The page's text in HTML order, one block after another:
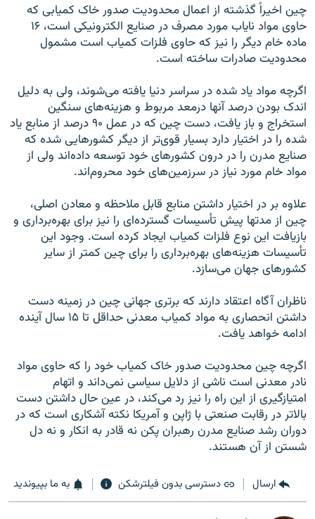
چین اخیراً گذشته از اعمال محدودیت صدور خاک کمیابی که
حاوی مواد نایاب مورد مصرف در صنایع الکترونیکی است، ۱۶
ماده خام دیگر را نیز که حاوی فلزات کمیاب است مشمول
محدودیت صادرات ساخته است.
اگرچه مواد یاد شده در سراسر دنیا یافته می‌شوند، ولی به دلیل
اندک بودن درصد آنها درمعد مربوط و هزینه‌های سنگین
استخراج و باز یافت، دست چین که در عمل ۹۰ درصد از منابع یاد
شده را در اختیار دارد بسیار قوی‌تر از دیگر کشورهایی شده که
صنایع مدرن را در درون کشورهای خود توسعه داده‌اند ولی از
مواد خام مورد نیاز در سرزمین‌های خود محروم‌اند.
علاوه بر در اختیار داشتن منابع قابل ملاحظه و معادن اصلی،
چین از مدتها پیش تأسیسات گسترده‌ای را نیز برای بهره‌برداری و
بازیافت این نوع فلزات کمیاب ایجاد کرده است. وجود این
تأسیسات هزینه‌های بهره‌برداری را برای چین کمتر از سایر
کشورهای جهان می‌سازد.
ناظران آگاه اعتقاد دارند که برتری جهانی چین در زمینه دست
داشتن انحصاری به مواد کمیاب معدنی حداقل تا ۱۵ سال آینده
ادامه خواهد یافت.
اگرچه چین محدودیت صدور خاک کمیاب خود را که حاوی مواد
نادر معدنی است ناشی از دلایل سیاسی نمی‌داند و اتهام
امتیازگیری از این راه را نیز رد می‌کند، در عین حال داشتن دست
بالاتر در رقابت صنعتی با ژاپن و آمریکا نکته آشکاری است که در
دوران رشد صنایع مدرن رهبران پکن نه قادر به انکار و نه دل
شستن از آن هستند.
ارسال دسترسی بدون فیلترشکن به ما بپیوندید